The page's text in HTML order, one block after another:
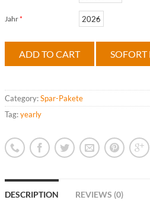
Jahr*
ADD TO CART
Category:Spar-Pakete
Tag:yearly
DESCRIPTION REVIEWS (0)